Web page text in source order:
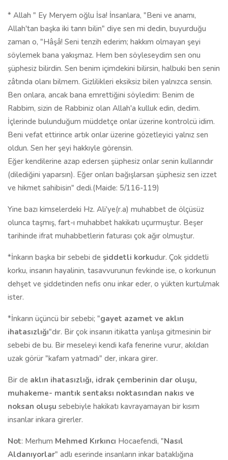
* Allah " Ey Meryem oğlu İsa! İnsanlara, "Beni ve anamı,
Allah'tan başka iki tanrı bilin" diye sen mi dedin, buyurduğu
zaman o, "Hâşâ! Seni tenzih ederim; hakkım olmayan şeyi
söylemek bana yakışmaz. Hem ben söyleseydim sen onu
şüphesiz bilirdin. Sen benim içimdekini bilirsin, halbuki ben senin
zâtında olanı bilmem. Gizlilikleri eksiksiz bilen yalnızca sensin.
Ben onlara, ancak bana emrettiğini söyledim: Benim de
Rabbim, sizin de Rabbiniz olan Allah'a kulluk edin, dedim.
İçlerinde bulunduğum müddetçe onlar üzerine kontrolcü idim.
Beni vefat ettirince artık onlar üzerine gözetleyici yalnız sen
oldun. Sen her şeyi hakkıyle görensin.
Eğer kendilerine azap edersen şüphesiz onlar senin kullarındır
(dilediğini yaparsın). Eğer onları bağışlarsan şüphesiz sen izzet
ve hikmet sahibisin" dedi.(Maide: 5/116-119)
Yine bazı kimselerdeki Hz. Ali'ye(r.a) muhabbet de ölçüsüz
olunca taşmış, fart-ı muhabbet hakikatı uçurmuştur. Beşer
tarihinde ifrat muhabbetlerin faturası çok ağır olmuştur.
*İnkarın başka bir sebebi de şiddetli korkudur. Çok şiddetli
korku, insanın hayalinin, tasavvurunun fevkinde ise, o korkunun
dehşet ve şiddetinden nefis onu inkar eder, o yükten kurtulmak
ister.
*İnkarın üçüncü bir sebebi; "gayet azamet ve aklın
ihatasızlığı"dır. Bir çok insanın itikatta yanlışa gitmesinin bir
sebebi de bu. Bir meseleyi kendi kafa fenerine vurur, akıldan
uzak görür "kafam yatmadı" der, inkara girer.
Bir de aklın ihatasızlığı, idrak çemberinin dar oluşu,
muhakeme- mantık sentaksı noktasından nakıs ve
noksan oluşu sebebiyle hakikatı kavrayamayan bir kısım
insanlar inkara girerler.
Not: Merhum Mehmed Kırkıncı Hocaefendi, "Nasıl
Aldanıyorlar" adlı eserinde insanların inkar bataklığına